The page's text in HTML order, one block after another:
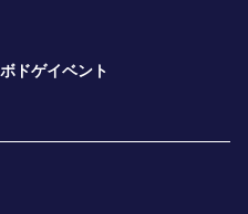
ボドゲイベント